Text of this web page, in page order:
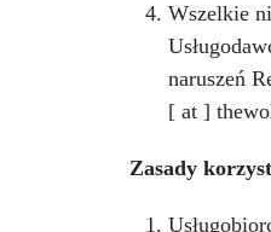
Wszelkie
naruszeń
[ at ]
Zasady